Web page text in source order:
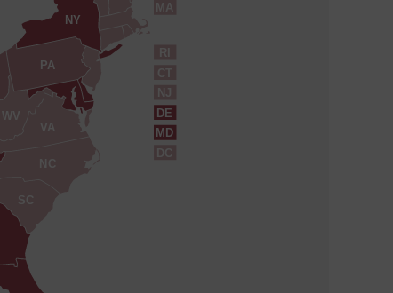
CT
DE
DC
MD
MA
NJ
NY
NC
PA
RI
SC
VA
WV